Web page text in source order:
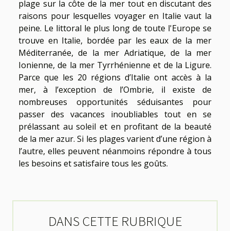
plage sur la côte de la mer tout en discutant des
raisons pour lesquelles voyager en Italie vaut la
peine. Le littoral le plus long de toute l'Europe se
trouve en Italie, bordée par les eaux de la mer
Méditerranée, de la mer Adriatique, de la mer
Ionienne, de la mer Tyrrhénienne et de la Ligure.
Parce que les 20 régions d’Italie ont accès à la
mer, à l’exception de l’Ombrie, il existe de
nombreuses opportunités séduisantes pour
passer des vacances inoubliables tout en se
prélassant au soleil et en profitant de la beauté
de la mer azur. Si les plages varient d’une région à
l’autre, elles peuvent néanmoins répondre à tous
les besoins et satisfaire tous les goûts.
DANS CETTE RUBRIQUE